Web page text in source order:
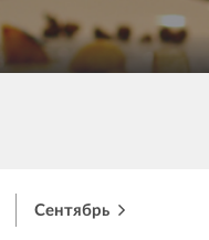
Сентябрь